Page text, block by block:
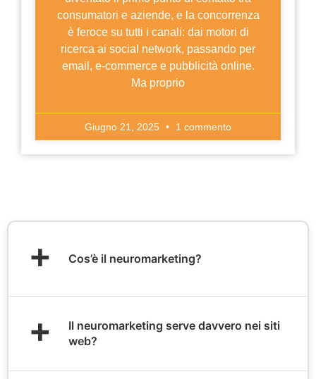
consumatori e aziende, e la concorrenza
è feroce su tutti i canali: dai motori di
ricerca ai social network, passando per
email, e-commerce e pubblicità online.
Ma proprio
Giugno 21, 2025 1 commento
+ Cos’è il neuromarketing?
+
Il neuromarketing serve davvero nei siti
web?